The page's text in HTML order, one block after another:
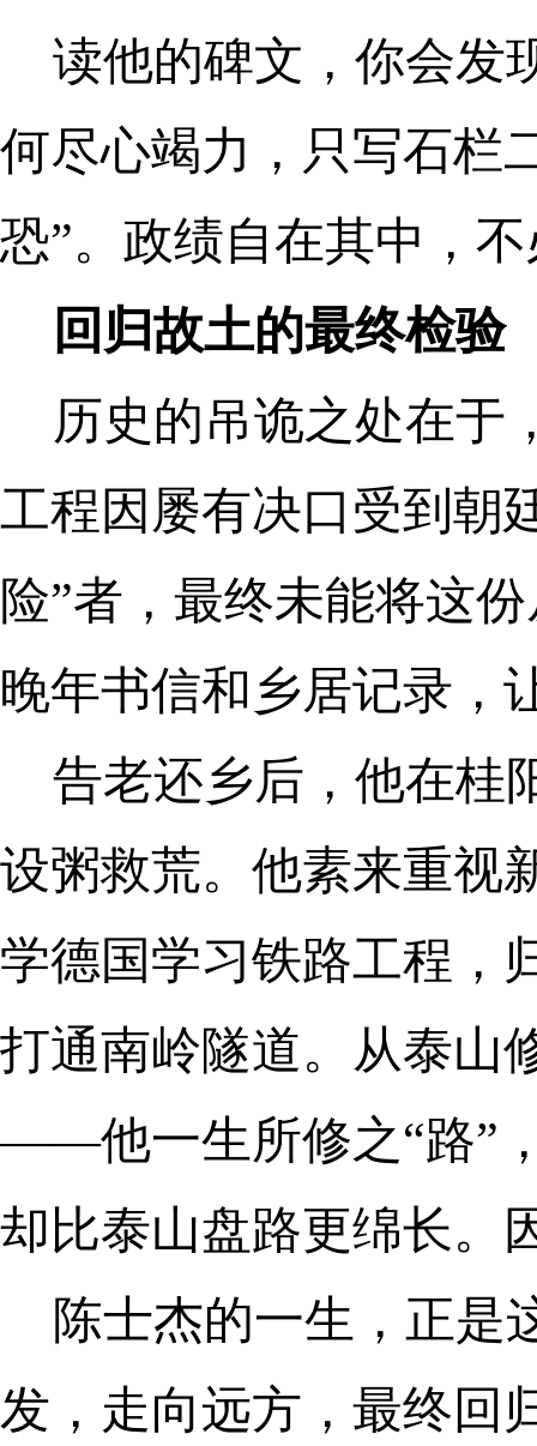
读他的碑文，你会发
何尽心竭力，只写石栏
恐”。政绩自在其中，
回归故土的最终检验
历史的吊诡之处在于
工程因屡有决口受到朝
险”者，最终未能将这
晚年书信和乡居记录，
告老还乡后，他在桂
设粥救荒。他素来重视
学德国学习铁路工程，
打通南岭隧道。从泰山
——他一生所修之“路”
却比泰山盘路更绵长。
陈士杰的一生，正是
发，走向远方，最终